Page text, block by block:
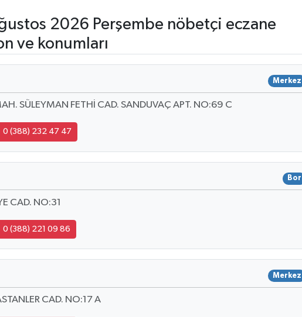
2026 Perşembe nöbetçi eczane
ve konumları
Merkez
SÜLEYMAN FETHİ CAD. SANDUVAÇ APT. NO:69 C
0 (388) 232 47 47
Bor
CAD. NO:31
0 (388) 221 09 86
Merkez
CAD. NO:17 A